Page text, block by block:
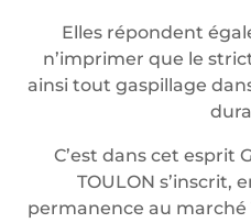
Elles répondent
n’imprimer que le
ainsi tout gaspillage
C’est dans cet esprit
TOULON s’inscrit,
permanence au